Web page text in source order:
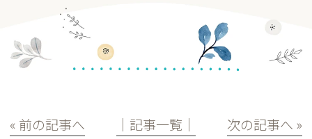
« 前の記事へ │記事一覧│ 次の記事へ »